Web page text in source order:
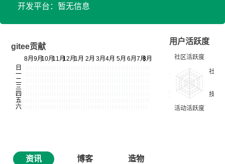
开发平台：暂无信息
gitee贡献
用户活跃度
资讯 博客
造物